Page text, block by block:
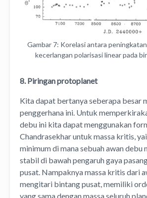
Gambar 7: Korelasi antara
kecerlangan polarisasi linear pada
8. Piringan protoplanet
Kita dapat bertanya seberapa besar
penggerhana ini. Untuk
debu ini kita dapat menggunakan
Chandrasekhar untuk massa kritis,
minimum di mana sebuah awan debu
stabil di bawah pengaruh gaya
pusat. Nampaknya massa kritis dari
mengitari bintang pusat, memiliki
yang sama dengan massa seluruh